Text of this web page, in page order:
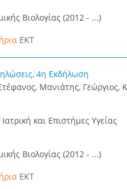
Βιολογίας (2012 - ...)
EKT
4η Εκδήλωση
Μανιάτης, Γεώργιος,
και Επιστήμες Υγείας
Βιολογίας (2012 - ...)
EKT